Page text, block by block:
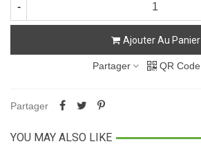
-
Ajouter Au Panier
Partager QR Code
Partager
YOU MAY ALSO LIKE